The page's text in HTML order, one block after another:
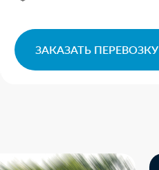
ЗАКАЗАТЬ ПЕРЕВОЗКУ